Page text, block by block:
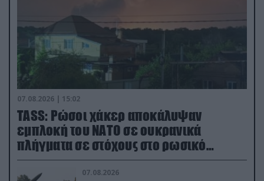
07.08.2026 | 15:02
TASS: Ρώσοι χάκερ αποκάλυψαν
εμπλοκή του ΝΑΤΟ σε ουκρανικά
πλήγματα σε στόχους στο ρωσικό
έδαφος!
07.08.2026